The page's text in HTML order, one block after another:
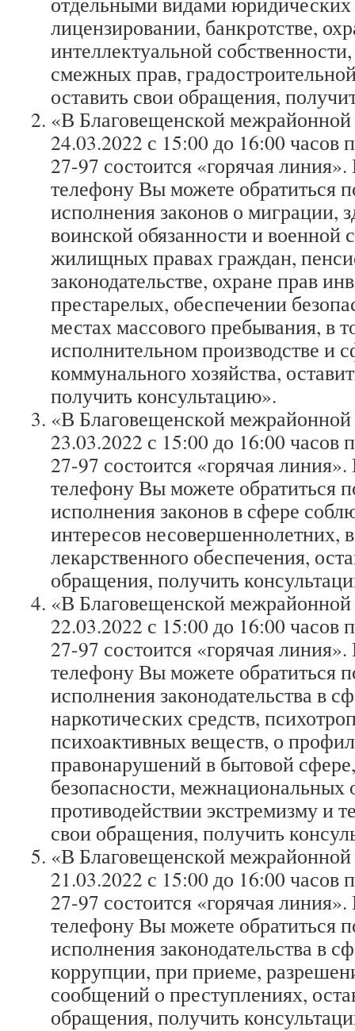
лицензировании, банкротстве,
интеллектуальной
смежных прав,
оставить свои обращения,
«В Благовещенской межрайонной
24.03.2022 с 15:00 до 16:00 часов
27-97 состоится «горячая
телефону Вы можете обратиться
исполнения законов о миграции,
воинской обязанности и военной
жилищных правах граждан,
законодательстве, охране прав
престарелых, обеспечении
местах массового пребывания, в
исполнительном производстве и
коммунального хозяйства,
получить консультацию».
«В Благовещенской межрайонной
23.03.2022 с 15:00 до 16:00 часов
27-97 состоится «горячая
телефону Вы можете обратиться
исполнения законов в сфере
интересов несовершеннолетних,
лекарственного обеспечения,
обращения, получить
«В Благовещенской межрайонной
22.03.2022 с 15:00 до 16:00 часов
27-97 состоится «горячая
телефону Вы можете обратиться
исполнения законодательства в
наркотических средств,
психоактивных веществ, о
правонарушений в бытовой
безопасности, межнациональных
противодействии экстремизму и
свои обращения, получить
«В Благовещенской межрайонной
21.03.2022 с 15:00 до 16:00 часов
27-97 состоится «горячая
телефону Вы можете обратиться
исполнения законодательства в
коррупции, при приеме,
сообщений о преступлениях,
обращения, получить